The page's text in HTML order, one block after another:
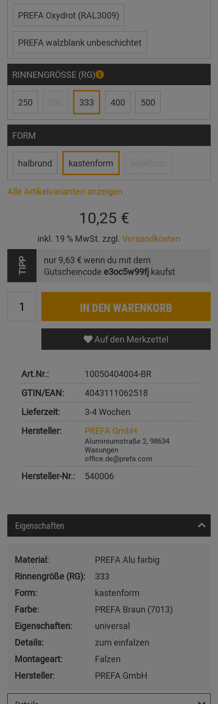
PREFA Oxydrot (RAL3009)
PREFA walzblank unbeschichtet
RINNENGRÖSSE (RG)
250 333 400 500
FORM
halbrund kastenform
Alle Artikelvarianten anzeigen
10,25 €
inkl. 19 % MwSt. zzgl. Versandkosten
TIPP nur 9,63 € wenn du mit dem
Gutscheincode e3oc5w99fj kaufst
IN DEN WARENKORB
Auf den Merkzettel
Art.Nr.:
10050404004-BR
GTIN/EAN:
4043111062518
Lieferzeit:
3-4 Wochen
Hersteller:
PREFA GmbH
Aluminiumstraße 2, 98634
Wasungen
office.de@prefa.com
Hersteller-Nr.: 540006
Eigenschaften
Material:
PREFA Alu farbig
Rinnengröße (RG):
333
Form:
kastenform
Farbe:
PREFA Braun (7013)
Eigenschaften:
universal
Details:
zum einfalzen
Montageart:
Falzen
Hersteller:
PREFA GmbH